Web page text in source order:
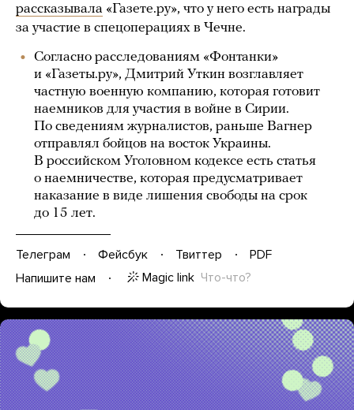
рассказывала «Газете.ру», что у него есть награды
за участие в спецоперациях в Чечне.
Согласно расследованиям «Фонтанки»
и «Газеты.ру», Дмитрий Уткин возглавляет
частную военную компанию, которая готовит
наемников для участия в войне в Сирии.
По сведениям журналистов, раньше Вагнер
отправлял бойцов на восток Украины.
В российском Уголовном кодексе есть статья
о наемничестве, которая предусматривает
наказание в виде лишения свободы на срок
до 15 лет.
Телеграм Фейсбук Твиттер
PDF
Напишите нам
Magic link Что-что?